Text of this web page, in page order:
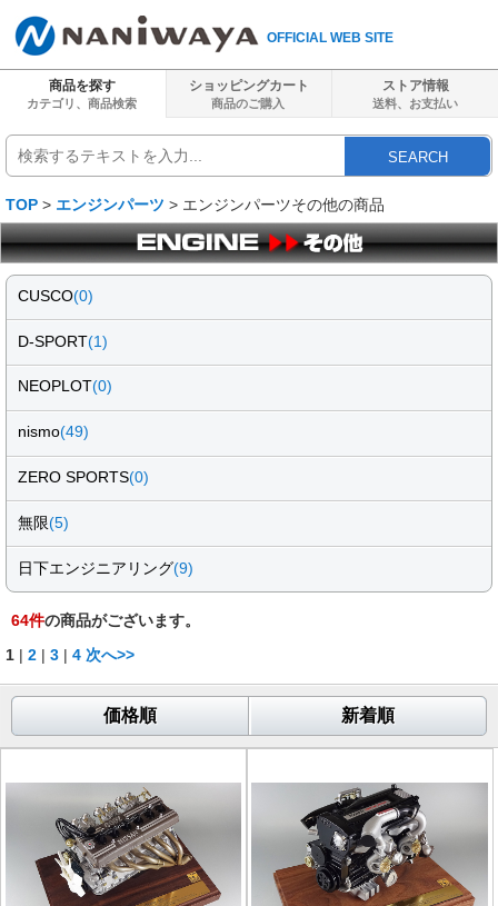
OFFICIAL WEB SITE
商品を探す
カテゴリ、商品検索
ショッピングカート
商品のご購入
ストア情報
送料、 お支払い
SEARCH
TOP > エンジンパーツ > エンジンパーツその他の商品
CUSCO(0)
D-SPORT(1)
NEOPLOT(0)
nismo(49)
ZERO SPORTS(0)
無限(5)
日下エンジニアリング(9)
64件の商品がございます。
1 | 2 | 3 | 4 次へ>>
価格順 新着順